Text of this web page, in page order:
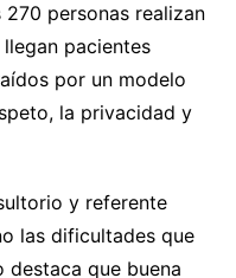
personas realizan
pacientes
por un modelo
la privacidad y
y referente
las dificultades que
destaca que buena